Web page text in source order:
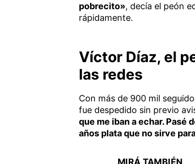
pobrecito», decía el peón
rápidamente.
Víctor Díaz, el
las redes
Con más de 900 mil
fue despedido sin previo
que me iban a echar. Pasé
años plata que no sirve